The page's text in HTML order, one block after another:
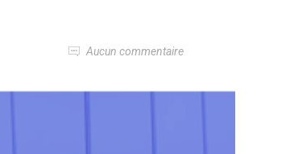
Aucun commentaire